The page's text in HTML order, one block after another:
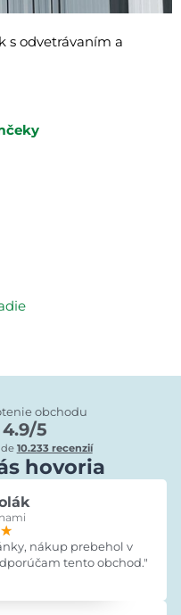
s odvetrávaním a
obchodu
4.9/5
10.233 recenzií
hovoria
nákup prebehol v
tento obchod."